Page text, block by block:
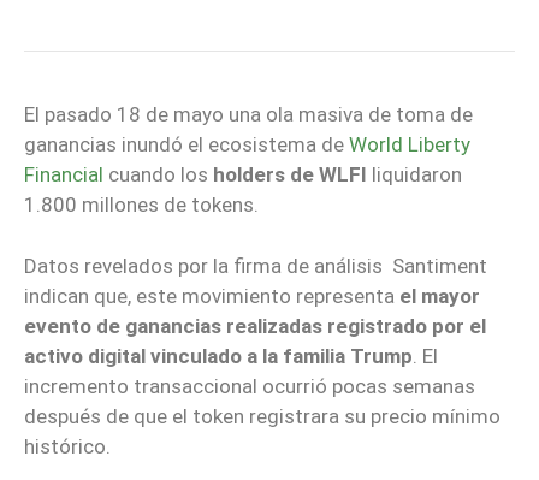
El pasado 18 de mayo una ola masiva de toma de
ganancias inundó el ecosistema de World Liberty
Financial cuando los holders de WLFI liquidaron
1.800 millones de tokens.
Datos revelados por la firma de análisis Santiment
indican que, este movimiento representa el mayor
evento de ganancias realizadas registrado por el
activo digital vinculado a la familia Trump . El
incremento transaccional ocurrió pocas semanas
después de que el token registrara su precio mínimo
histórico.